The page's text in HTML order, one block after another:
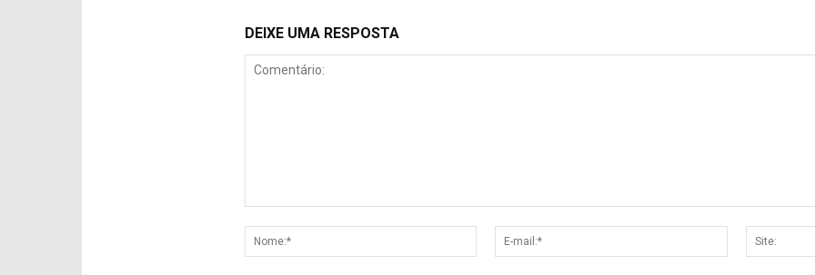
DEIXE UMA RESPOSTA
Nome:*
mail:*